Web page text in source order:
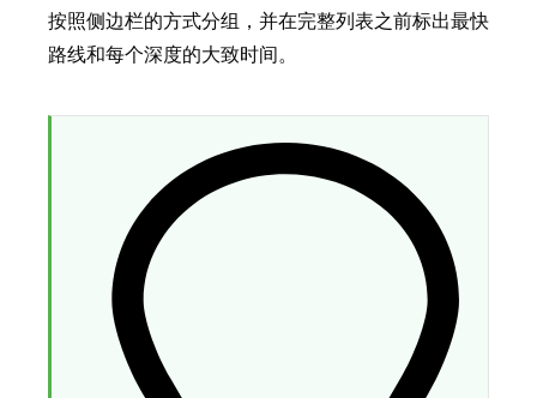
按照侧边栏的方式分组，并在完整列表之前标出最快
路线和每个深度的大致时间。